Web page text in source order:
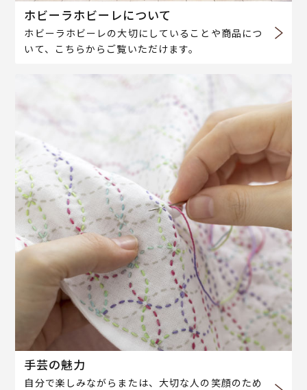
ホビーラホビーレについて
ホビーラホビーレの大切にしていることや商品につ
いて、こちらからご覧いただけます。
手芸の魅力
自分で楽しみながらまたは、大切な人の笑顔のため